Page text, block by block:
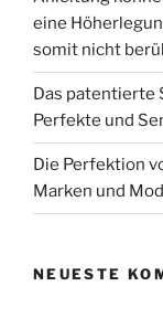
eine
somit nicht
Das patentierte
Perfekte und
Die Perfektion
Marken und
NEUESTE